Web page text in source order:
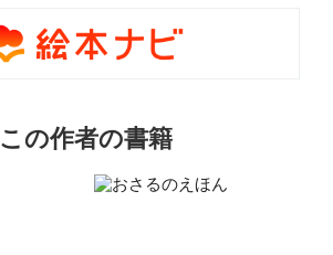
この作者の書籍